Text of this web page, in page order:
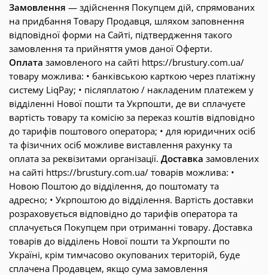
Замовлення — здійснення Покупцем дій, спрямованих
на придбання Товару Продавця, шляхом заповнення
відповідної форми на Сайті, підтвердження такого
замовлення та прийняття умов даної Оферти.
Оплата замовленого на сайті https://brustury.com.ua/
товару можлива: • банківською карткою через платіжну
систему LiqPay; • післяплатою / накладеним платежем у
відділенні Нової пошти та Укрпошти, де ви сплачуєте
вартість товару та комісію за переказ коштів відповідно
до тарифів поштового оператора; • для юридичних осіб
та фізичних осіб можливе виставлення рахунку та
оплата за реквізитами організації. Доставка замовлених
на сайті https://brustury.com.ua/ товарів можлива: •
Новою Поштою до відділення, до поштомату та
адресно; • Укрпоштою до відділення. Вартість доставки
розраховується відповідно до тарифів оператора та
сплачується Покупцем при отриманні товару. Доставка
товарів до відділень Нової пошти та Укрпошти по
Україні, крім тимчасово окупованих територій, буде
сплачена Продавцем, якщо сума замовлення